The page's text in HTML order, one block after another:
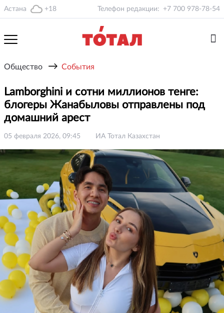
Астана +18 Телефон редакции: +7 700 978-78-54
Общество → События
Lamborghini и сотни миллионов тенге:
блогеры Жанабыловы отправлены под
домашний арест
05 февраля 2026, 09:45 ИА Тотал Казахстан